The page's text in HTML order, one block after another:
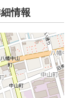
情報